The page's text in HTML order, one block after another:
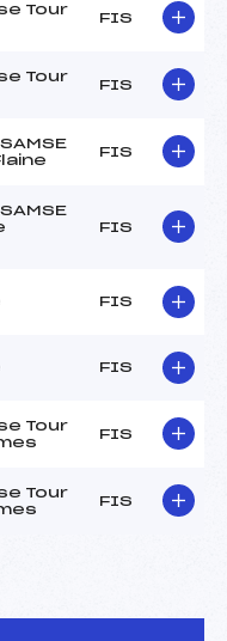
Tour
FIS
Tour
FIS
FIS
FIS
FIS
FIS
Tour
FIS
Tour
FIS